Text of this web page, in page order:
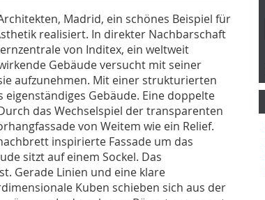
Madrid, ein schönes Beispiel für
realisiert. In direkter Nachbarschaft
von Inditex, ein weltweit
Gebäude versucht mit seiner
aufzunehmen. Mit einer strukturierten
Gebäude. Eine doppelte
das Wechselspiel der transparenten
von Weitem wie ein Relief.
inspirierte Fassade um das
sitzt auf einem Sockel. Das
Gerade Linien und eine klare
Kuben schieben sich aus der